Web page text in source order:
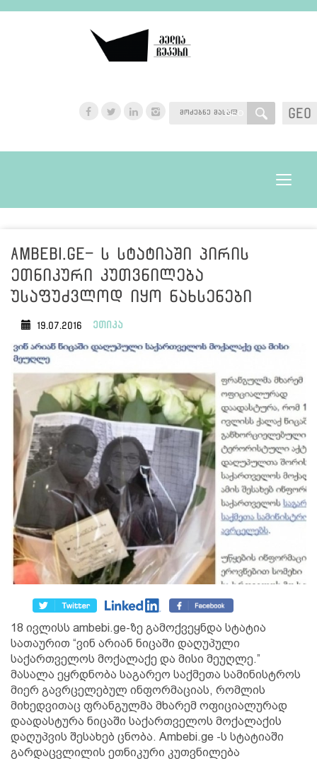
GEO
GEO
Toggle
ambebi.ge- ს სტატიაში პირის
ეთნიკური კუთვნილება
უსაფუძვლოდ იყო ნახსენები
19.07.2016 ეთიკა
18 ივლისს ambebi.ge-ზე გამოქვეყნდა სტატია
სათაურით “ვინ არიან ნიცაში დაღუპული
საქართველოს მოქალაქე და მისი მეუღლე.”
მასალა ეყრდნობა საგარეო საქმეთა სამინისტროს
მიერ გავრცელებულ ინფორმაციას, რომლის
მიხედვითაც ფრანგულმა მხარემ ოფიციალურად
დაადასტურა ნიცაში საქართველოს მოქალაქის
დაღუპვის შესახებ ცნობა. Ambebi.ge -ს სტატიაში
გარდაცვლილის ეთნიკური კუთვნილება